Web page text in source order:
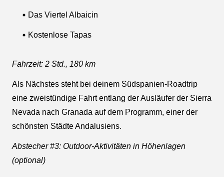
Das Viertel Albaicin
Kostenlose Tapas
Fahrzeit: 2 Std., 180 km
Als Nächstes steht bei deinem Südspanien-Roadtrip
eine zweistündige Fahrt entlang der Ausläufer der Sierra
Nevada nach Granada auf dem Programm, einer der
schönsten Städte Andalusiens.
Abstecher #3: Outdoor-Aktivitäten in Höhenlagen
(optional)